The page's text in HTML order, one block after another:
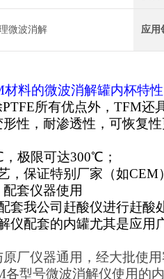
微波消解 应用
料的微波消解罐内杯特性
所有优点外，TFM
性，耐渗透性，可恢复
极限可达300℃；
，保证特别厂家（如
套仪器使用
套我公司赶酸仪进行赶酸
仪配套的内罐尤其是应用
厂仪器通用，经大批使
各型号微波消解仪使用的